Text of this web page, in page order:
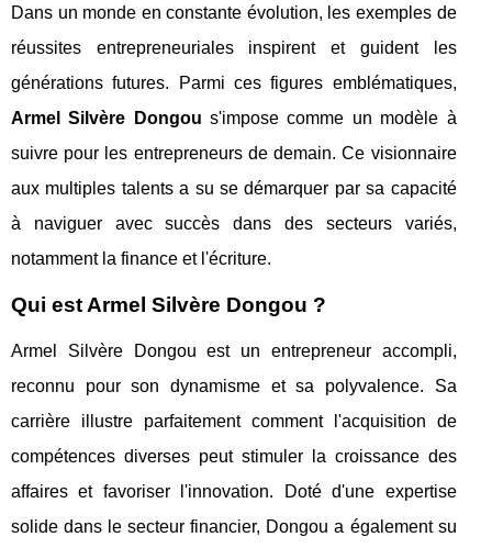
Dans un monde en constante évolution, les exemples de
réussites entrepreneuriales inspirent et guident les
générations futures. Parmi ces figures emblématiques,
Armel Silvère Dongou s'impose comme un modèle à
suivre pour les entrepreneurs de demain. Ce visionnaire
aux multiples talents a su se démarquer par sa capacité
à naviguer avec succès dans des secteurs variés,
notamment la finance et l'écriture.
Qui est Armel Silvère Dongou ?
Armel Silvère Dongou est un entrepreneur accompli,
reconnu pour son dynamisme et sa polyvalence. Sa
carrière illustre parfaitement comment l'acquisition de
compétences diverses peut stimuler la croissance des
affaires et favoriser l'innovation. Doté d'une expertise
solide dans le secteur financier, Dongou a également su